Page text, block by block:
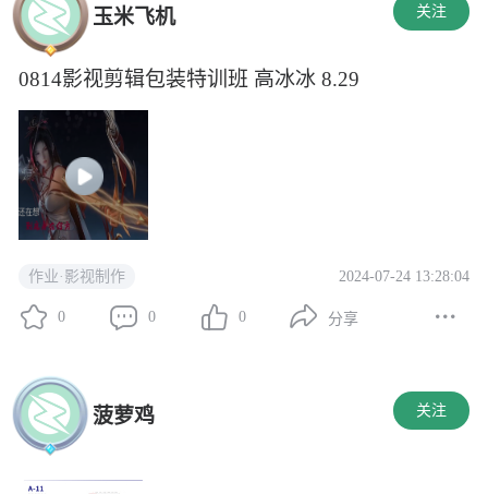
玉米飞机 关注
0814影视剪辑包装特训班 高冰冰 8.29
作业·影视制作 2024-07-24 13:28:04
0 0 0 分享
菠萝鸡 关注